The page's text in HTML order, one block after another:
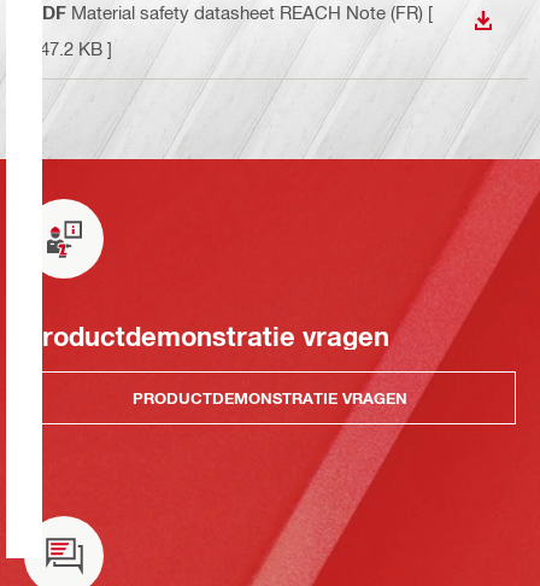
PDF Material safety datasheet REACH Note (FR) [
147.2 KB ]
Productdemonstratie vragen
PRODUCTDEMONSTRATIE VRAGEN